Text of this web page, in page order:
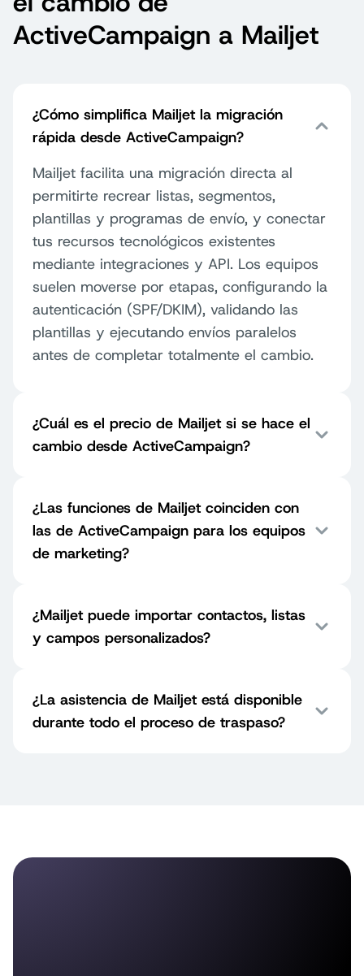
ActiveCampaign a Mailjet
¿Cómo simplifica Mailjet la migración
rápida desde ActiveCampaign?
Mailjet facilita una migración directa al
permitirte recrear listas, segmentos,
plantillas y programas de envío, y conectar
tus recursos tecnológicos existentes
mediante integraciones y API. Los equipos
suelen moverse por etapas, configurando la
autenticación (SPF/DKIM), validando las
plantillas y ejecutando envíos paralelos
antes de completar totalmente el cambio.
¿Cuál es el precio de Mailjet si se hace el
cambio desde ActiveCampaign?
¿Las funciones de Mailjet coinciden con
las de ActiveCampaign para los equipos
de marketing?
¿Mailjet puede importar contactos, listas
y campos personalizados?
¿La asistencia de Mailjet está disponible
durante todo el proceso de traspaso?